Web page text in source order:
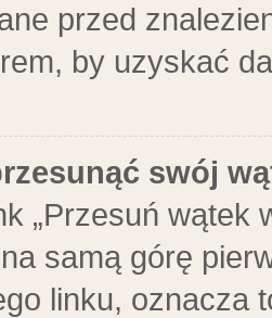
przed
by uzyskać
swój
„Przesuń wątek
samą górę
linku, oznacza